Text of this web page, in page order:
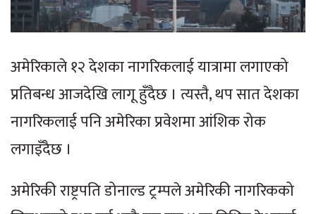
अमेरिकाले १२ देशका नागरिकलाई यात्रामा लगाएको
प्रतिबन्ध आजदेखि लागू हुँदैछ । त्यस्तै, थप सात देशका
नागरिकलाई पनि अमेरिका प्रवेशमा आंशिक रोक
लगाइँदैछ ।
अमेरिकी राष्ट्रपति डोनाल्ड ट्रम्पले अमेरिकी नागरिकको